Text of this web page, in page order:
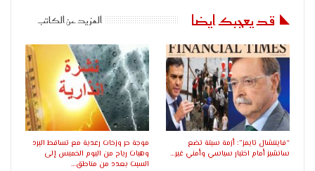
قد يعجبك ايضا المزيد عن الكاتب
“فايننشال تايمز”: أزمة سبتة تضع
سانشيز أمام اختبار سياسي وأمني غير…
موجة حر وزخات رعدية مع تساقط البرد
وهبات رياح من اليوم الخميس إلى
السبت بعدد من مناطق…